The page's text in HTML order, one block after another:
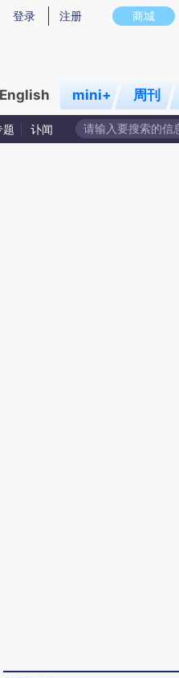
真实意图存在偏差。不代表财新观
商城
登录 注册
English mini+ 周刊
题 讣闻